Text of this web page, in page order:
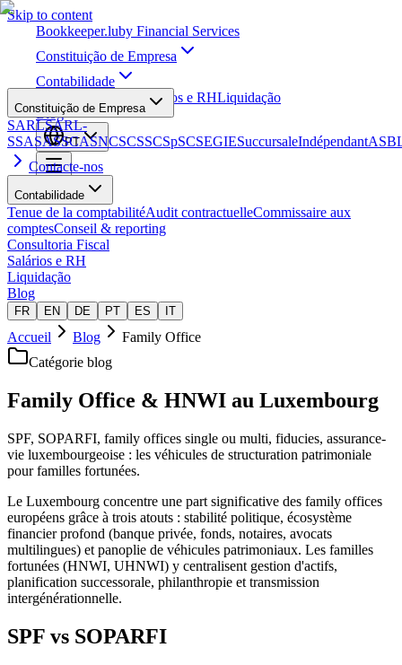
Skip to content
Bookkeeper.luby Financial Services
Constituição de Empresa
Contabilidade
Salários e RHLiquidação
Blog
PT
Constituição de Empresa
SARLSARL-
SSASASSCASNCSCSSCSpSCSEGIESuccursaleIndépendant
Contacte-nos
Contabilidade
Tenue de la comptabilitéAudit contractuelleCommissaire aux
comptesConseil & reporting
Consultoria Fiscal
Salários e RH
Liquidação
Blog
FR EN DE PT ES IT
Accueil Blog
Family Office
Catégorie blog
Family Office & HNWI au Luxembourg
SPF, SOPARFI, family offices single ou multi, fiducies, assurance-
vie luxembourgeoise : les véhicules de structuration patrimoniale
pour familles fortunées.
Le Luxembourg concentre une part significative des family offices
européens grâce à trois atouts : stabilité politique, écosystème
financier profond (banque privée, fonds, notaires, avocats
multilingues) et panoplie de véhicules patrimoniaux. Les familles
fortunées (HNWI, UHNWI) y centralisent gestion d'actifs,
planification successorale, philanthropie et transmission
intergénérationnelle.
SPF vs SOPARFI